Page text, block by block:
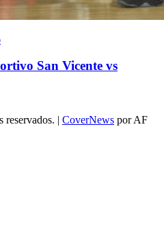
San Vicente vs
reservados. | CoverNews por AF